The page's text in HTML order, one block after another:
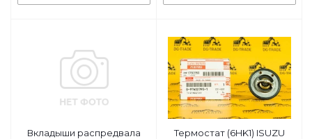
Вкладыши распредвала
Термостат (6HK1) ISUZU